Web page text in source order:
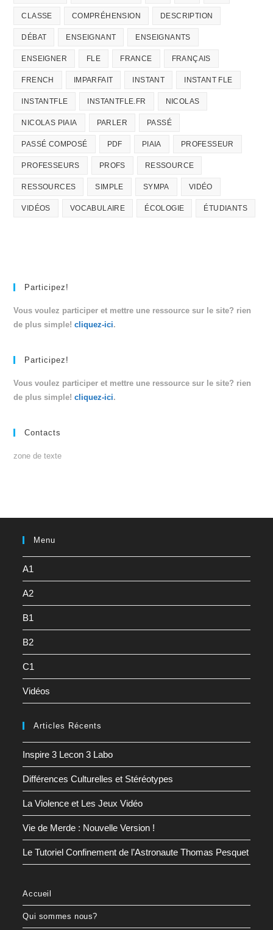
CLASSE COMPRÉHENSION DESCRIPTION
DÉBAT ENSEIGNANT ENSEIGNANTS
ENSEIGNER FLE FRANCE FRANÇAIS
FRENCH IMPARFAIT INSTANT INSTANT FLE
INSTANTFLE INSTANTFLE.FR NICOLAS
NICOLAS PIAIA PARLER PASSÉ
PASSÉ COMPOSÉ PDF PIAIA PROFESSEUR
PROFESSEURS PROFS RESSOURCE
RESSOURCES SIMPLE SYMPA VIDÉO
VIDÉOS VOCABULAIRE ÉCOLOGIE ÉTUDIANTS
Participez!
Vous voulez participer et mettre une ressource sur le site? rien
de plus simple!cliquez-ici.
Participez!
Vous voulez participer et mettre une ressource sur le site? rien
de plus simple!cliquez-ici.
Contacts
zone de texte
Menu
A1
A2
B1
B2
C1
Vidéos
Articles Récents
Inspire 3 Lecon 3 Labo
Différences Culturelles et Stéréotypes
La Violence et Les Jeux Vidéo
Vie de Merde : Nouvelle Version !
Le Tutoriel Confinement de l’Astronaute Thomas Pesquet
Accueil
Qui sommes nous?